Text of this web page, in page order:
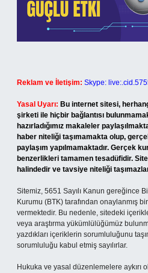
Reklam ve İletişim: Skype:
Yasal Uyarı: Bu internet sitesi,
şirketi ile hiçbir bağlantısı
hazırladığımız makaleler
haber niteliği taşımamakta olup,
paylaşım yapılmamaktadır. Gerçek
benzerlikleri tamamen tesadüfidir.
halindedir ve tavsiye niteliği
Sitemiz, 5651 Sayılı Kanun gereğince
Kurumu (BTK) tarafından onaylanmış
vermektedir. Bu nedenle, sitedeki
veya araştırma yükümlülüğümüz
yazdıkları içeriklerin sorumluluğunu
sorumluluğu kabul etmiş sayılırlar.
Hukuka ve yasal düzenlemelere aykırı